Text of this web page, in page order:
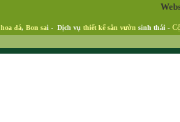
hoa đá, Bon sai - Dịch vụ thiết kế sân vườn sinh thái -